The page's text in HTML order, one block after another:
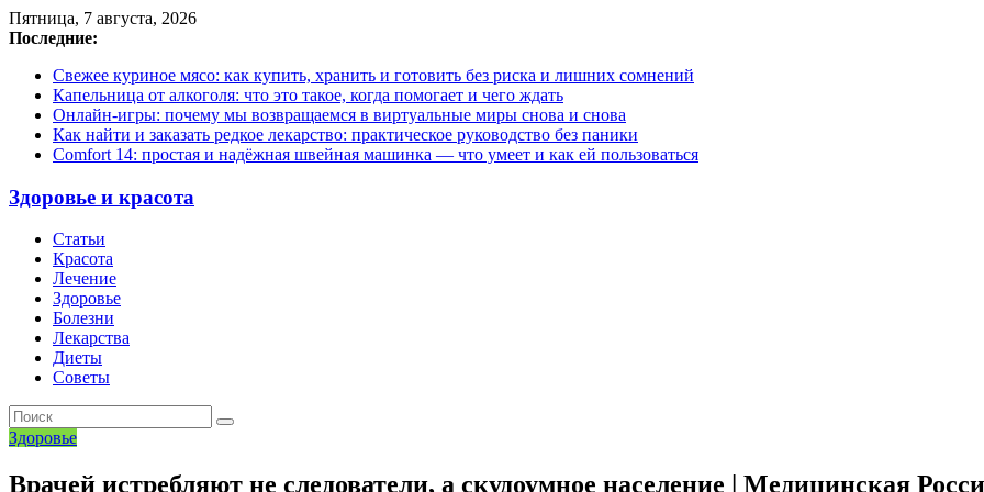
Пятница, 7 августа, 2026
Последние:
Свежее куриное мясо: как купить, хранить и готовить без риска и лишних сомнений
Капельница от алкоголя: что это такое, когда помогает и чего ждать
Онлайн-игры: почему мы возвращаемся в виртуальные миры снова и снова
Как найти и заказать редкое лекарство: практическое руководство без паники
Comfort 14: простая и надёжная швейная машинка — что умеет и как ей пользоваться
Здоровье и красота
Статьи
Красота
Лечение
Здоровье
Болезни
Лекарства
Диеты
Советы
Здоровье
Врачей истребляют не следователи, а скудоумное население | Медицинская